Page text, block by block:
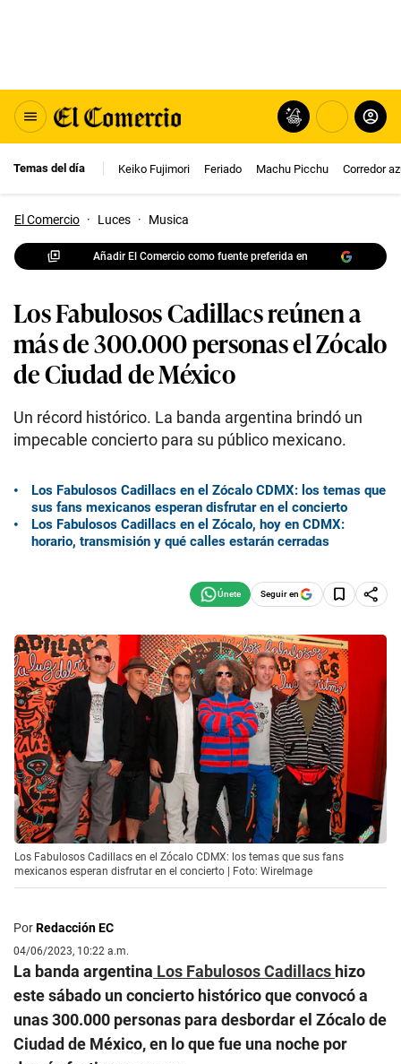
Temas del día Keiko Fujimori Feriado Machu Picchu Corredor
El Comercio · Luces · Musica
Añadir El Comercio como fuente preferida en
Los Fabulosos Cadillacs reúnen a
más de 300.000 personas el Zócalo
de Ciudad de México
Un récord histórico. La banda argentina brindó un
impecable concierto para su público mexicano.
Los Fabulosos Cadillacs en el Zócalo CDMX: los temas que
sus fans mexicanos esperan disfrutar en el concierto
Los Fabulosos Cadillacs en el Zócalo, hoy en CDMX:
horario, transmisión y qué calles estarán cerradas
Seguir en
Los Fabulosos Cadillacs en el Zócalo CDMX: los temas que sus fans
mexicanos esperan disfrutar en el concierto | Foto: WireImage
PorRedacción EC
04/06/2023, 10:22 a.m.
La banda argentina Los Fabulosos Cadillacs hizo
este sábado un concierto histórico que convocó a
unas 300.000 personas para desbordar el Zócalo de
Ciudad de México, en lo que fue una noche por